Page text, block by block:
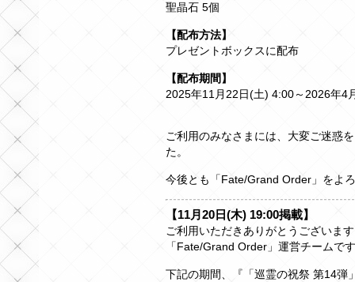
聖晶石 5個
【配布方法】
プレゼントボックスに配布
【配布期間】
2025年11月22日(土) 4:00～2026年4
ご利用のみなさまには、大変ご迷惑
た。
今後とも「Fate/Grand Order」をよ
【11月20日(木) 19:00掲載】
ご利用いただきありがとうございま
「Fate/Grand Order」運営チームで
下記の期間、『「巡霊の祝祭 第14弾